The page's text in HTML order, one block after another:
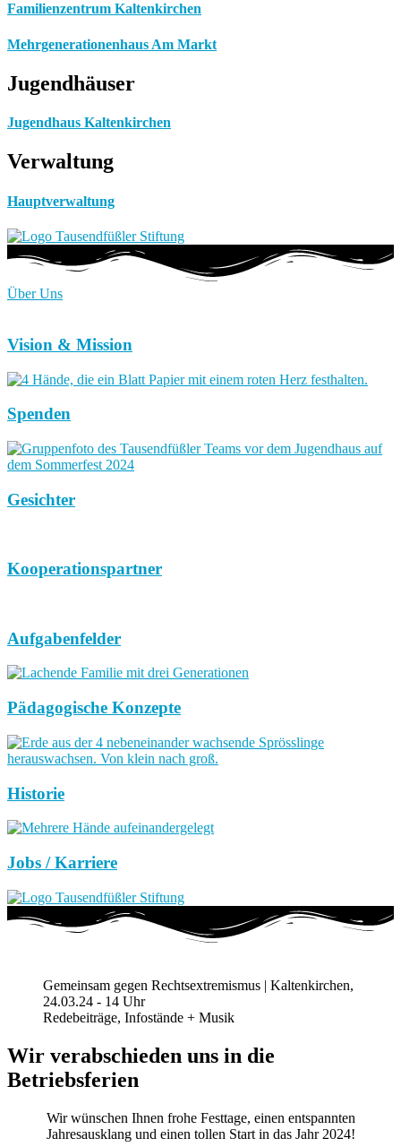
Familienzentrum Kaltenkirchen
Mehrgenerationenhaus Am Markt
Jugendhäuser
Jugendhaus Kaltenkirchen
Verwaltung
Hauptverwaltung
Über Uns
Vision & Mission
Spenden
Gesichter
Kooperationspartner
Aufgabenfelder
Pädagogische Konzepte
Historie
Jobs / Karriere
Gemeinsam gegen Rechtsextremismus | Kaltenkirchen,
24.03.24 - 14 Uhr
Redebeiträge, Infostände + Musik
Wir verabschieden uns in die
Betriebsferien
Wir wünschen Ihnen frohe Festtage, einen entspannten
Jahresausklang und einen tollen Start in das Jahr 2024!